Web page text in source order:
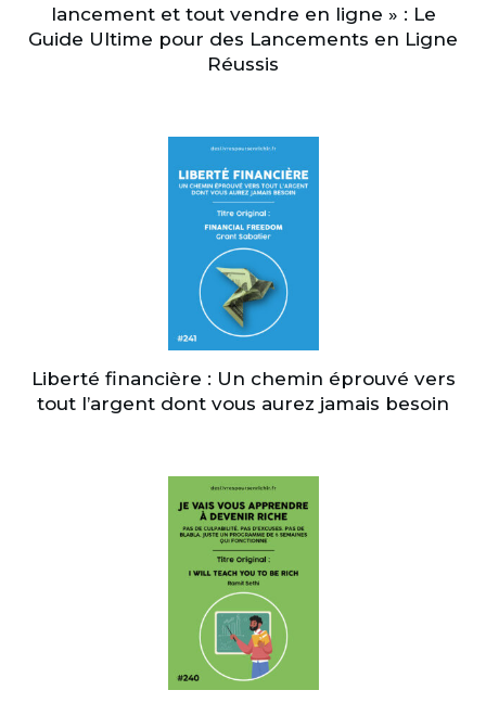
lancement et tout vendre en ligne » : Le
Guide Ultime pour des Lancements en Ligne
Réussis
Liberté financière : Un chemin éprouvé vers
tout l’argent dont vous aurez jamais besoin